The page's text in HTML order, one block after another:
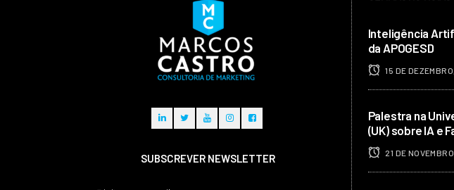
SUBSCREVER NEWSLETTER
Inteligência
da APOGESD
15 DE
Palestra na
(UK) sobre IA e
21 DE